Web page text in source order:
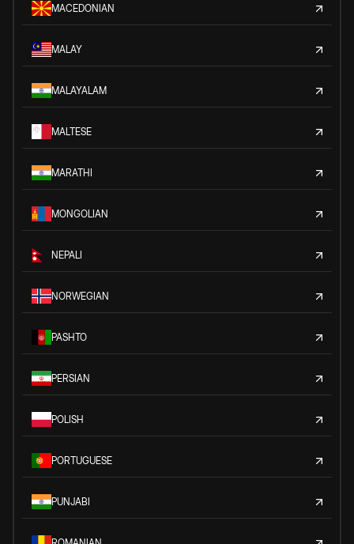
MACEDONIAN
MALAY
MALAYALAM
MALTESE
MARATHI
MONGOLIAN
NEPALI
NORWEGIAN
PASHTO
PERSIAN
POLISH
PORTUGUESE
PUNJABI